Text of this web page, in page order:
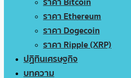
ราคา Ethereum
ราคา Dogecoin
ราคา Ripple (XRP)
ปฏิทินเศรษฐกิจ
บทความ